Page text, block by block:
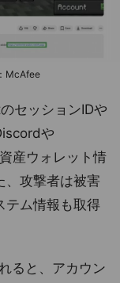
McAfee
セッションIDや
や
産ウォレット情
、攻撃者は被害
テム情報も取得
ると、アカウン